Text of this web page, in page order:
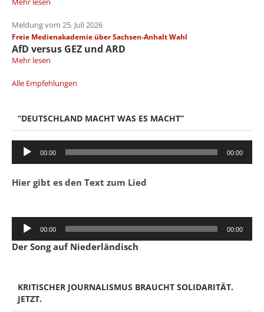
Meldung vom 25. Juli 2026
Freie Medienakademie über Sachsen-Anhalt Wahl
AfD versus GEZ und ARD
Mehr lesen
Alle Empfehlungen
“DEUTSCHLAND MACHT WAS ES MACHT”
Audio-
Player
00:00 00:00
Hier gibt es den Text zum Lied
Audio-
Player
00:00 00:00
Der Song auf Niederländisch
KRITISCHER JOURNALISMUS BRAUCHT SOLIDARITÄT.
JETZT.